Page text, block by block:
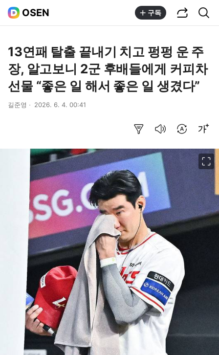
OSEN 구독
13연패 탈출 끝내기 치고 펑펑 운 주
장, 알고보니 2군 후배들에게 커피차
선물 “좋은 일 해서 좋은 일 생겼다”
길준영 2026. 6. 4. 00:41